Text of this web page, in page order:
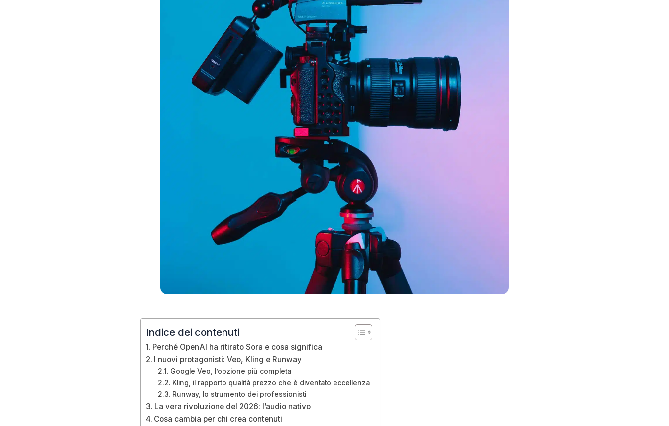
Indice dei contenuti
Perché OpenAI ha ritirato Sora e cosa significa
I nuovi protagonisti: Veo, Kling e Runway
Google Veo, l’opzione più completa
Kling, il rapporto qualità prezzo che è diventato eccellenza
Runway, lo strumento dei professionisti
La vera rivoluzione del 2026: l’audio nativo
Cosa cambia per chi crea contenuti